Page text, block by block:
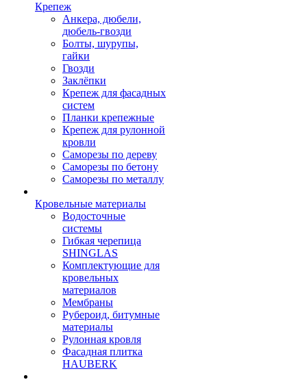
Крепеж
Анкера, дюбели,
дюбель-гвозди
Болты, шурупы,
гайки
Гвозди
Заклёпки
Крепеж для фасадных
систем
Планки крепежные
Крепеж для рулонной
кровли
Саморезы по дереву
Саморезы по бетону
Саморезы по металлу
Кровельные материалы
Водосточные
системы
Гибкая черепица
SHINGLAS
Комплектующие для
кровельных
материалов
Мембраны
Рубероид, битумные
материалы
Рулонная кровля
Фасадная плитка
HAUBERK